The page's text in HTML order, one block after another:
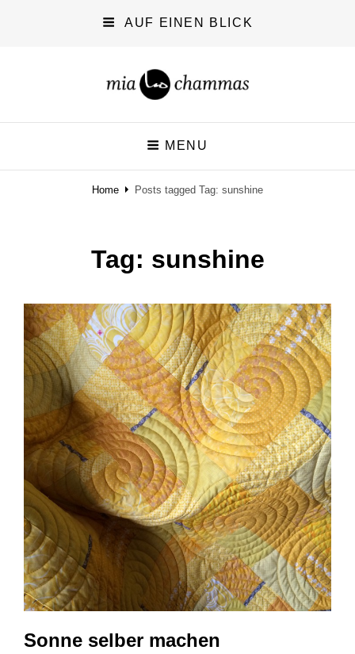
AUF EINEN BLICK
miachammas
exploring pattern MENU
Home Posts tagged Tag: sunshine
Tag: sunshine
Sonne selber machen